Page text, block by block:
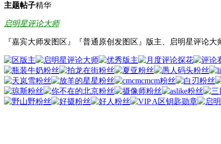
主题帖子精华
启明星评论大师
『嘉宾大师发图区』『普通原创发图区』版主、启明星评论大